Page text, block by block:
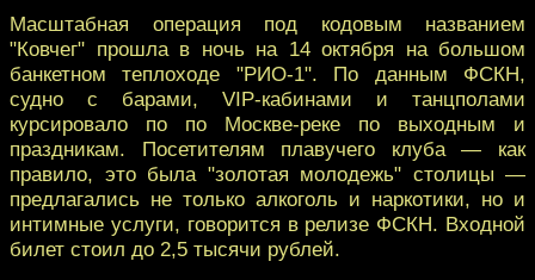
Масштабная операция под кодовым названием
"Ковчег" прошла в ночь на 14 октября на большом
банкетном теплоходе "РИО-1". По данным ФСКН,
судно с барами, VIP-кабинами и танцполами
курсировало по по Москве-реке по выходным и
праздникам. Посетителям плавучего клуба — как
правило, это была "золотая молодежь" столицы —
предлагались не только алкоголь и наркотики, но и
интимные услуги, говорится в релизе ФСКН. Входной
билет стоил до 2,5 тысячи рублей.